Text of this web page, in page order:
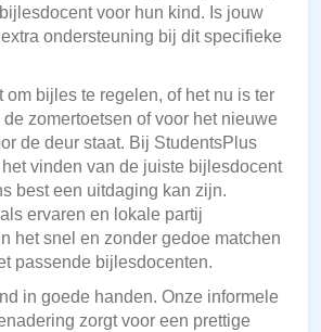
voor hun kind. Is jouw
ondersteuning bij dit specifieke
om bijles te regelen, of het nu is ter
zomertoetsen of voor het nieuwe
de deur staat. Bij StudentsPlus
vinden van de juiste bijlesdocent
best een uitdaging kan zijn.
ervaren en lokale partij
het snel en zonder gedoe matchen
passende bijlesdocenten.
in goede handen. Onze informele
zorgt voor een prettige